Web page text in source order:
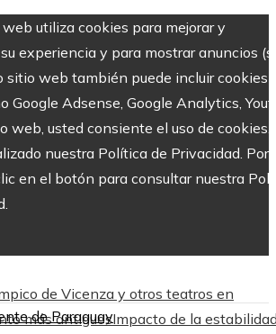
utiliza cookies para mejorar y
experiencia y para mostrar anuncios
sitio web también puede incluir cookies
Google Adsense, Google Analytics,
web, usted consiente el uso de cookies.
nuestra Política de Privacidad. Por
en el botón para consultar nuestra
de Vicenza y otros teatros en
más antiguosImpacto de la